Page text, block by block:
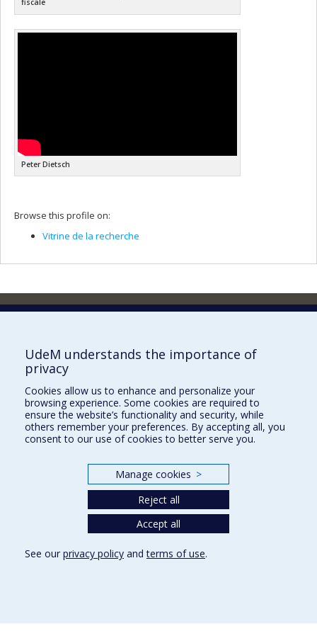
fiscale
Peter Dietsch
Browse this profile on:
Vitrine de la recherche
The Montreal Centre for International Studies
Montréal (QC)
H3T 1P1
Contact us
E-mail
News(in french)
Supporting the CÉRIUM
FACULTY OF ARTS AND SCIENCE
Our Centres
UdeM understands the importance of
privacy
Cookies allow us to enhance and personalize your
browsing experience. Some cookies are required to
ensure the website’s functionality and security, while
others remember your preferences. By accepting all, you
consent to our use of cookies to better serve you.
Manage cookies >
Reject all
Accept all
See our privacy policy andterms of use.